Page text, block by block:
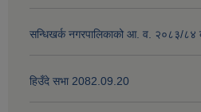
सन्धिखर्क नगरपालिकाको आ. व. २०८३/८४
हिउँदे सभा 2082.09.20